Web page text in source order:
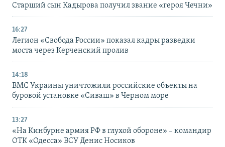
Старший сын Кадырова получил звание «героя Чечни»
16:27
Легион «Свобода России» показал кадры разведки
моста через Керченский пролив
14:18
ВМС Украины уничтожили российские объекты на
буровой установке «Сиваш» в Черном море
13:27
«На Кинбурне армия РФ в глухой обороне» – командир
ОТК «Одесса» ВСУ Денис Носиков